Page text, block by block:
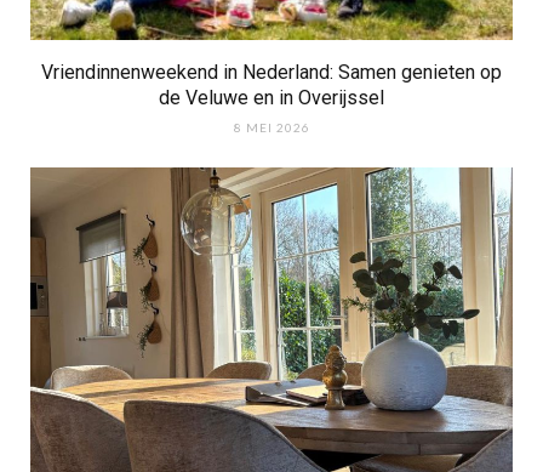
Vriendinnenweekend in Nederland: Samen genieten op
de Veluwe en in Overijssel
8 MEI 2026